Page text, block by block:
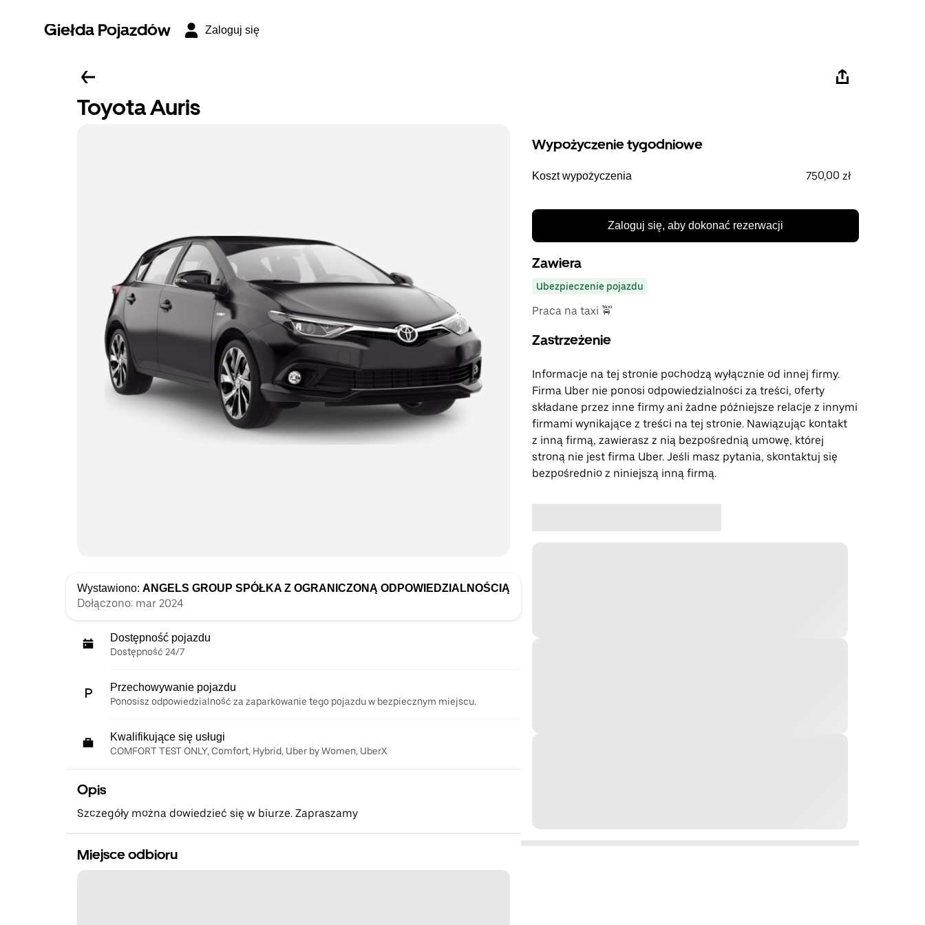
Giełda Pojazdów Zaloguj się
Toyota Auris
Wystawiono: ANGELS GROUP SPÓŁKA Z OGRANICZONĄ ODPOWIEDZIALNOŚCIĄ
Dołączono: mar 2024
Dostępność pojazdu
Dostępność 24/7
Przechowywanie pojazdu
Ponosisz odpowiedzialność za zaparkowanie tego pojazdu w bezpiecznym miejscu.
Kwalifikujące się usługi
COMFORT TEST ONLY, Comfort, Hybrid, Uber by Women, UberX
Opis
Szczegóły można dowiedzieć się w biurze. Zapraszamy
Miejsce odbioru
Wypożyczenie tygodniowe
Koszt wypożyczenia 750,00 zł
Zaloguj się, aby dokonać rezerwacji
Zawiera
Ubezpieczenie pojazdu
Praca na taxi 🚖
Zastrzeżenie
Informacje na tej stronie pochodzą wyłącznie od innej firmy.
Firma Uber nie ponosi odpowiedzialności za treści, oferty
składane przez inne firmy ani żadne późniejsze relacje z innymi
firmami wynikające z treści na tej stronie. Nawiązując kontakt
z inną firmą, zawierasz z nią bezpośrednią umowę, której
stroną nie jest firma Uber. Jeśli masz pytania, skontaktuj się
bezpośrednio z niniejszą inną firmą.